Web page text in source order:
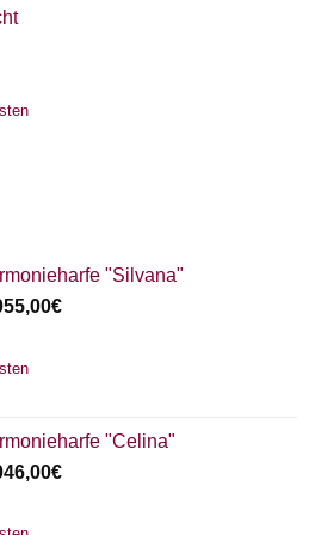
"Silvana"
€
"Celina"
€